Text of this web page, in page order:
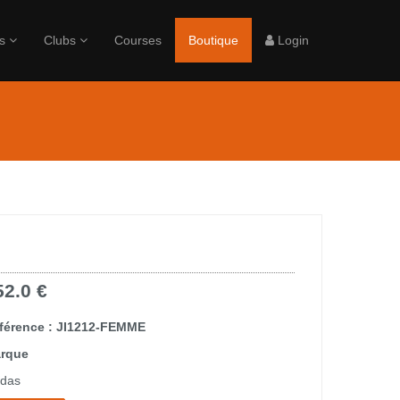
Clubs Courses Boutique Login
€
: JI1212-FEMME